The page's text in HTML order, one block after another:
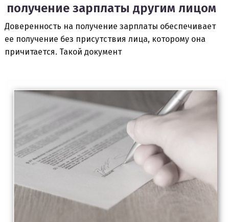
получение зарплаты другим лицом
Доверенность на получение зарплаты обеспечивает
ее получение без присутствия лица, которому она
причитается. Такой документ